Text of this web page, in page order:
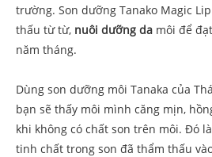
trường. Son dưỡng Tanako Magic
thấu từ từ, nuôi dưỡng da môi để
năm tháng.
Dùng son dưỡng môi Tanaka của
bạn sẽ thấy môi mình căng mịn,
khi không có chất son trên môi. Đó
tinh chất trong son đã thẩm thấu